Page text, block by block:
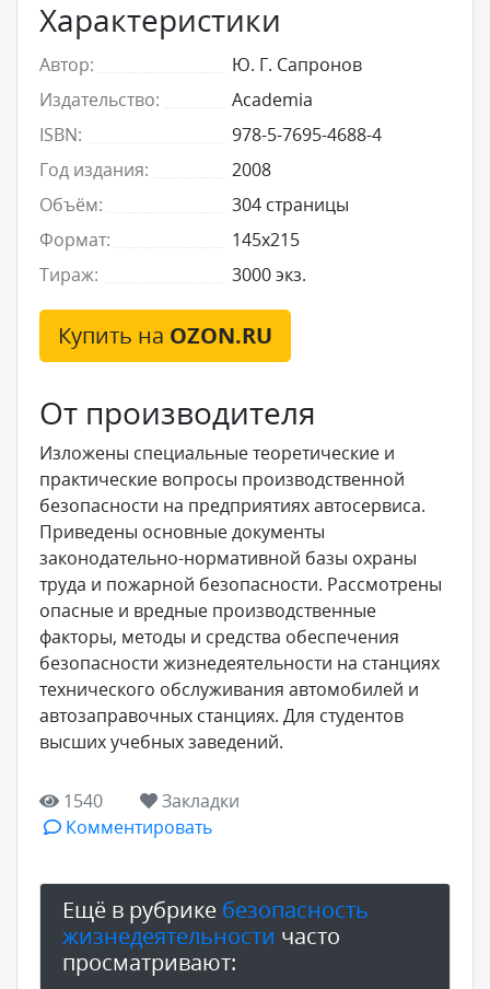
Характеристики
Автор:
Ю. Г. Сапронов
Издательство:
Academia
ISBN:
978-5-7695-4688-4
Год издания:
2008
Объём:
304 страницы
Формат:
145x215
Тираж:
3000 экз.
Купить на OZON.RU
От производителя
Изложены специальные теоретические и
практические вопросы производственной
безопасности на предприятиях автосервиса.
Приведены основные документы
законодательно-нормативной базы охраны
труда и пожарной безопасности. Рассмотрены
опасные и вредные производственные
факторы, методы и средства обеспечения
безопасности жизнедеятельности на станциях
технического обслуживания автомобилей и
автозаправочных станциях. Для студентов
высших учебных заведений.
1540
Закладки
Комментировать
Ещё в рубрике безопасность
жизнедеятельности часто
просматривают: